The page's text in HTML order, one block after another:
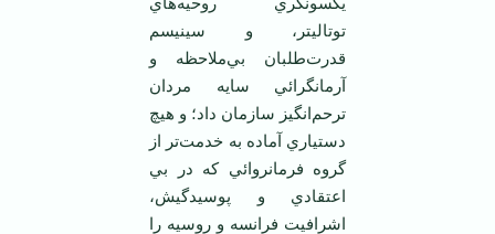
توتاليتر، و سينيسم
قدرت‌طلبان بي‌ملاحظه و
آرمانگرائي سايه مردان
ترحم‌انگيز سازمان داد؛ و هيچ
دستياري آماده به خدمت‌تر از
گروه فرمانروائي که در بي
اعتقادي و پوسيدگيش،
اشرافيت فرانسه و روسيه را